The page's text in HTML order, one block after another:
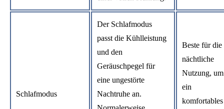
Schlafmodus
Der Schlafmodus
passt die Kühlleistung
und den
Geräuschpegel für
eine ungestörte
Nachtruhe an.
Beste für die
nächtliche
Nutzung, um
ein
komfortables